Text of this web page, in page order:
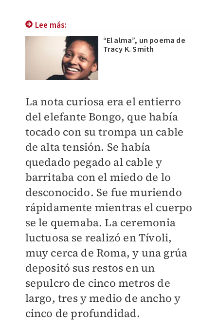
Lee más:
“El alma”, un poema de
Tracy K. Smith
La nota curiosa era el entierro
del elefante Bongo, que había
tocado con su trompa un cable
de alta tensión. Se había
quedado pegado al cable y
barritaba con el miedo de lo
desconocido. Se fue muriendo
rápidamente mientras el cuerpo
se le quemaba. La ceremonia
luctuosa se realizó en Tívoli,
muy cerca de Roma, y una grúa
depositó sus restos en un
sepulcro de cinco metros de
largo, tres y medio de ancho y
cinco de profundidad.